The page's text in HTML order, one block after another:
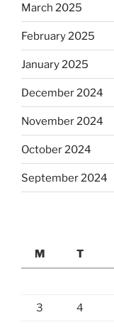
March 2025
February 2025
January 2025
December 2024
November 2024
October 2024
September 2024
M
T
3 4